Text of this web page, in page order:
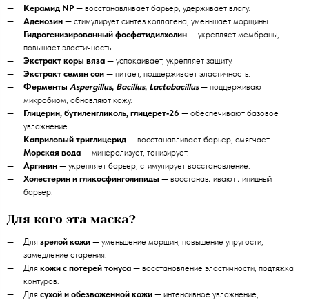
Керамид NP — восстанавливает барьер, удерживает влагу.
Аденозин — стимулирует синтез коллагена, уменьшает морщины.
Гидрогенизированный фосфатидилхолин — укрепляет мембраны,
повышает эластичность.
Экстракт коры вяза — успокаивает, укрепляет защиту.
Экстракт семян сои — питает, поддерживает эластичность.
Ферменты Aspergillus, Bacillus, Lactobacillus— поддерживают
микробиом, обновляют кожу.
Глицерин, бутиленгликоль, глицерет‑26 — обеспечивают базовое
увлажнение.
Каприловый триглицерид — восстанавливает барьер, смягчает.
Морская вода — минерализует, тонизирует.
Аргинин — укрепляет барьер, стимулирует восстановление.
Холестерин и гликосфинголипиды — восстанавливают липидный
барьер.
Для кого эта маска?
Для зрелой кожи — уменьшение морщин, повышение упругости,
замедление старения.
Для кожи с потерей тонуса — восстановление эластичности, подтяжка
контуров.
Для сухой и обезвоженной кожи — интенсивное увлажнение,